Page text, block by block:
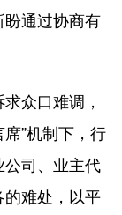
通过协商有
众口难调，
”机制下，行
司、业主代
难处，以平